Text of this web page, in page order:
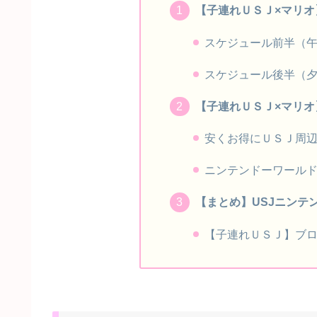
【子連れＵＳＪ×マリ
スケジュール前半（
スケジュール後半（
【子連れＵＳＪ×マリ
安くお得にＵＳＪ周
ニンテンドーワール
【まとめ】USJニンテ
【子連れＵＳＪ】ブ